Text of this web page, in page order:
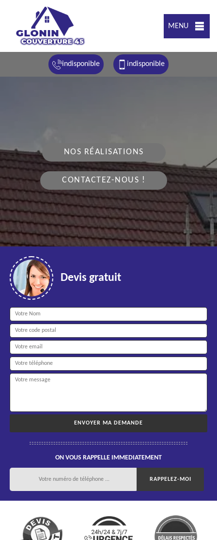
MENU
indisponible indisponible
NOS RÉALISATIONS
CONTACTEZ-NOUS !
Devis gratuit
ON VOUS RAPPELLE IMMEDIATEMENT